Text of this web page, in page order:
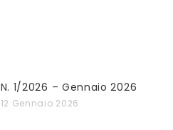
N. 1/2026 – Gennaio 2026
12 Gennaio 2026